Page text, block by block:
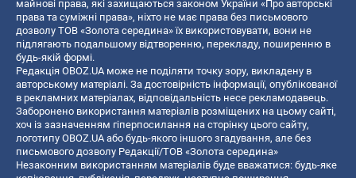
майнові права, які захищаються законом України «Про авторські
права та суміжні права», ніхто не має права без письмового
дозволу ТОВ «Золота середина» їх використовувати, вони не
підлягають подальшому відтворенню, перекладу, поширенню в
будь-якій формі.
Редакція OBOZ.UA може не поділяти точку зору, викладену в
авторському матеріалі. За достовірність інформації, опублікованої
в рекламних матеріалах, відповідальність несе рекламодавець.
Заборонено використання матеріалів розміщених на цьому сайті,
хоч із зазначенням гіперпосилання на сторінку цього сайту,
логотипу OBOZ.UA або будь-якого іншого згадування, але без
письмового дозволу Редакції/ТОВ «Золота середина»
Незаконним використанням матеріалів буде вважатися: будь-яке